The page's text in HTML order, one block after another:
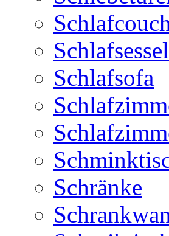
Schlafsessel
Schlafsofa
Schränke